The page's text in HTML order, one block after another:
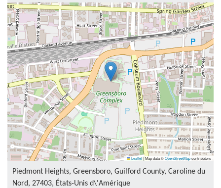
Leaflet|Map data ©OpenStreetMapcontributors
Piedmont Heights, Greensboro, Guilford County, Caroline du
Nord, 27403, États-Unis d\'Amérique